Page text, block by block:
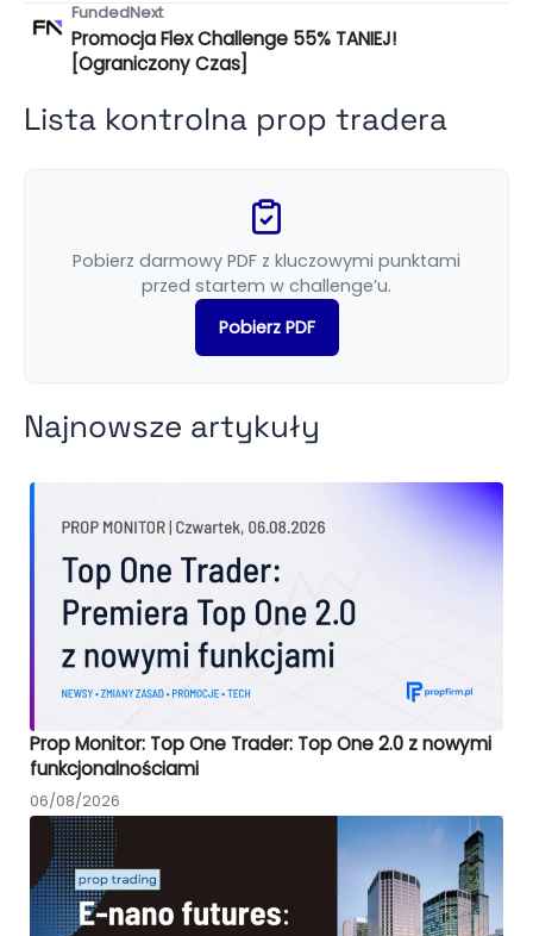
FundedNext
Promocja Flex Challenge 55% TANIEJ!
[Ograniczony Czas]
Lista kontrolna prop tradera
Pobierz darmowy PDF z kluczowymi punktami
przed startem w challenge’u.
Pobierz PDF
Najnowsze artykuły
Prop Monitor: Top One Trader: Top One 2.0 z nowymi
funkcjonalnościami
06/08/2026